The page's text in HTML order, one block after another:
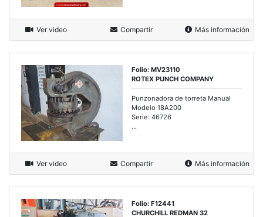
Ver video Compartir Más información
Folio: MV23110
ROTEX PUNCH COMPANY
Punzonadora de torreta Manual
Modelo 18A200
Serie: 46726
...
Ver video Compartir Más información
Folio: F12441
CHURCHILL REDMAN 32